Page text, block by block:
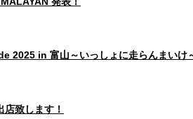
2025 in 富山～いっしょに走らんまいけ
致します！